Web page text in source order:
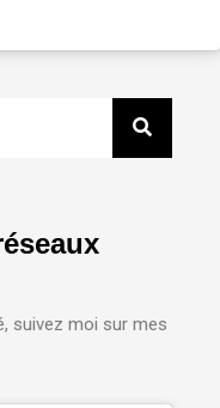
suivez moi sur mes